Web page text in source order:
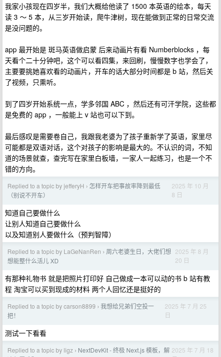
我家小孩现在四岁半，我们大概给他读了 1500 本英语的绘本，每天
读 3 ～ 5 本，从三岁开始读，爬牛津树，现在能做到正常的日常交流
是没问题的。
app 最开始是 斑马英语做启蒙 后来动画片有看 Numberblocks ，每
天看个二十分钟吧，这个可以看四集，来回刷，慢慢数字也学会了，
主要要挑她喜欢看的动画片，开车的话大部分时间都是 b 站，然后关
了视频，只熏听。
到了四岁开始系统一点，学多邻国 ABC ，然后还有可汗学院，这些都
是免费的 app ，一般能上 v 站也可以下到。
最后感叹是需要卷自己，我跟我老婆为了孩子重新学了英语，家里尽
可能都是双语对话，这个对孩子的影响是最大的。不认识的词，不知
道的场景就查，查完写在家里白板墙，一家人一起练习，也是一个不
错的方向。
Replied to a topic by jefferyH › 怎样开车把事故率降到最低
（别说不开车）
2025 年 10 月
8 日
知道自己要做什么
让别人知道自己要做什么
以及知道别人要做什么（预判智障）
Replied to a topic by LaGeNanRen › 周六老婆生日，大佬们想
想能整什么活儿 XD
2025 年 8 月
20 日
有那种礼物书 就是把照片打印好 自己做成一本可以动的书 b 站有教
程 淘宝可以买到现成的材料 两个人回忆还是挺好的
Replied to a topic by carson8899 › 我想给兄弟们空投一
把！
2025 年 7 月 25
日
测试一下看看
Replied to a topic by ligz › NextDevKit - 终极 Next.js 模板，解 2025 年 7 月 18